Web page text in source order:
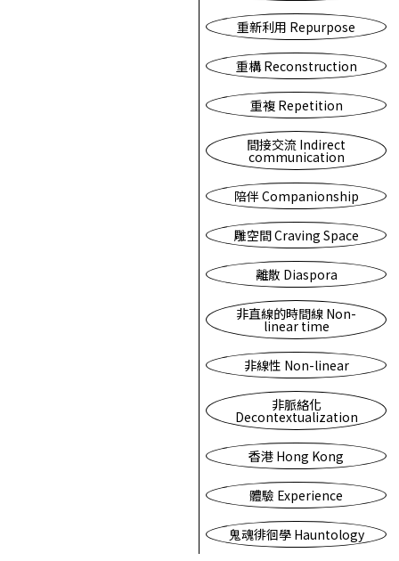
重新利用 Repurpose
重構 Reconstruction
重複 Repetition
間接交流 Indirect
communication
陪伴 Companionship
雕空間 Craving Space
離散 Diaspora
非直線的時間線 Non-
linear time
非線性 Non-linear
非脈絡化
Decontextualization
香港 Hong Kong
體驗 Experience
鬼魂徘徊學 Hauntology